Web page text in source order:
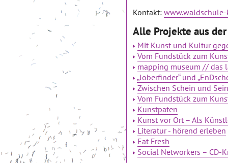
Kontakt:
Alle Projekte aus
Mit Kunst und Kultur
Vom Fundstück zum
mapping museum // das
„Joberfinder“ und
Zwischen Schein und Sein
Vom Fundstück zum
Kunstpaten
Kunst vor Ort – Als
Literatur - hörend erleben
Eat Fresh
Social Networkers – CD-